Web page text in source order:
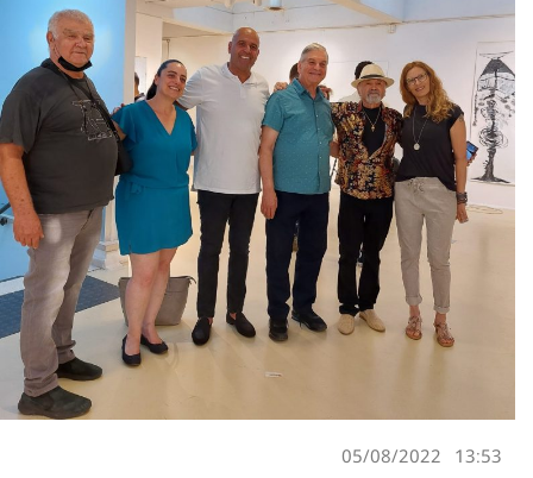
13:53
05/08/2022